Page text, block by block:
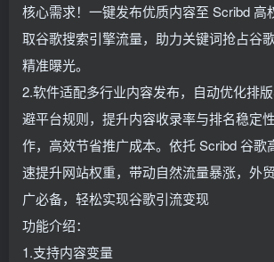
核心需求！一键发布优质内容至 Scribd 高
取谷歌搜索引擎流量，助力关键词抢占谷
精准曝光。
2.软件适配多行业内容发布，自动优化排
避平台规则，提升内容收录率与排名稳定
作，高效节省推广成本。依托 Scribd 谷歌
速提升网站权重，带动自然流量暴涨，外
广必备，轻松实现谷歌引流变现
功能介绍：
1.支持内容变量